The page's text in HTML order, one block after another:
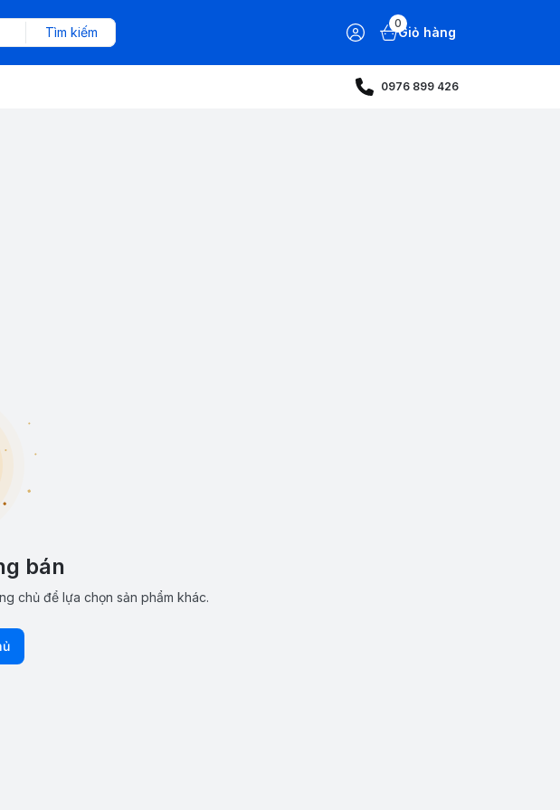
Tìm kiếm
0
Giỏ hàng
0976 899 426
bán
chủ để lựa chọn sản phẩm khác.